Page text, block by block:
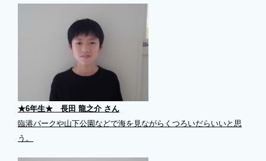
★6年生★ 長田 龍之介 さん
臨港パークや山下公園などで海を見ながらくつろいだらいいと思
う。